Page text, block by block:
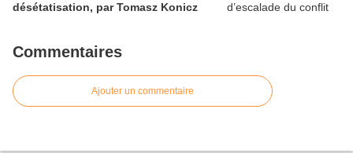
désétatisation, par Tomasz Konicz
Commentaires
Ajouter un commentaire